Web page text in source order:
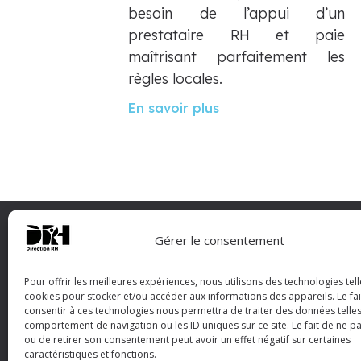
Gérer le consentement
Pour offrir les meilleures expériences, nous utilisons des technologies
cookies pour stocker et/ou accéder aux informations des appareils. Le
consentir à ces technologies nous permettra de traiter des données
comportement de navigation ou les ID uniques sur ce site. Le fait de ne
ou de retirer son consentement peut avoir un effet négatif sur certaines
caractéristiques et fonctions.
besoin de l’appui d’un
prestataire RH et paie
maîtrisant parfaitement les
règles locales.
En savoir plus
Direction RH est un cabinet de
d’opérations en ressources humaines,
accompagnement sur mesure aux entreprises
optimiser leur gestion RH et révéler leur potentiel.